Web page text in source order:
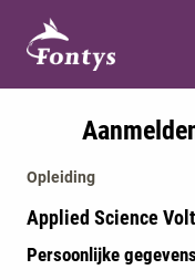
Opleiding
Applied Science
Persoonlijke gegevens